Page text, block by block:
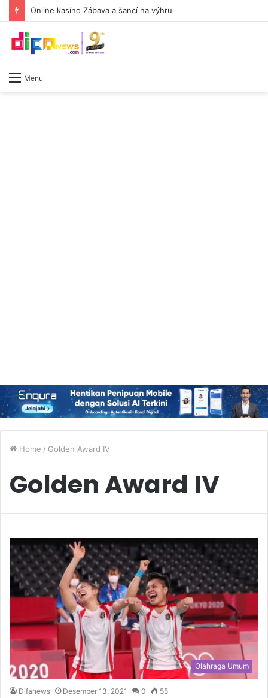
Online kasíno Zábava a šancí na výhru
Menu
Home / Golden Award IV
Golden Award IV
Olahraga Umum
Difanews Desember 13, 2021 0 55